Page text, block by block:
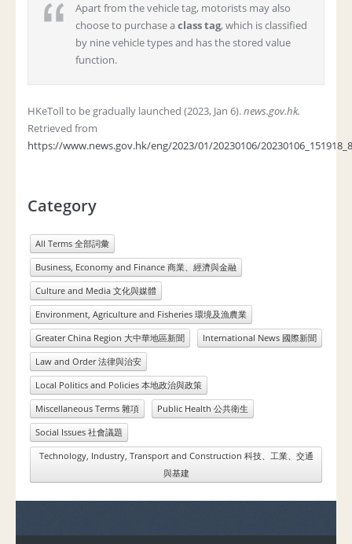
Apart from the vehicle tag, motorists may also
choose to purchase aclass tag, which is classified
by nine vehicle types and has the stored value
function.
HKeToll to be gradually launched (2023, Jan 6).news.gov.hk.
Retrieved from
https://www.news.gov.hk/eng/2023/01/20230106/
Category
All Terms 全部詞彙
Business, Economy and Finance 商業、經濟與金融
Culture and Media 文化與媒體
Environment, Agriculture and Fisheries 環境及漁農業
Greater China Region 大中華地區新聞
International News 國際新聞
Law and Order 法律與治安
Local Politics and Policies 本地政治與政策
Miscellaneous Terms 雜項
Public Health 公共衛生
Social Issues 社會議題
Technology, Industry, Transport and Construction 科技、工業、交通
與基建